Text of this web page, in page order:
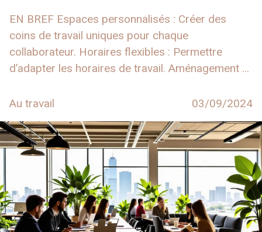
EN BREF Espaces personnalisés : Créer des
coins de travail uniques pour chaque
collaborateur. Horaires flexibles : Permettre
d’adapter les horaires de travail. Aménagement …
Au travail 03/09/2024